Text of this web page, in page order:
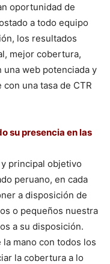
oportunidad de
a todo equipo
los resultados
mejor cobertura,
una web potenciada y
una tasa de CTR
su presencia en las
principal objetivo
peruano, en cada
a disposición de
o pequeños nuestra
a su disposición.
mano con todos los
la cobertura a lo